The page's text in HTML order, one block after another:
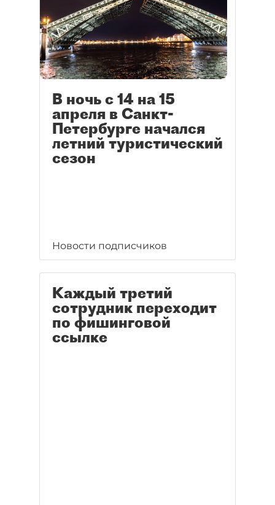
В ночь с 14 на 15
апреля в Санкт-
Петербурге начался
летний туристический
сезон
Новости подписчиков
Каждый третий
сотрудник переходит
по фишинговой
ссылке